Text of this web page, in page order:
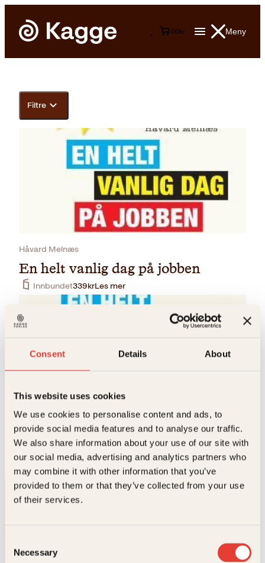
Consent Details About
This website uses cookies
We use cookies to personalise content and ads, to
provide social media features and to analyse our traffic.
We also share information about your use of our site with
our social media, advertising and analytics partners who
may combine it with other information that you’ve
provided to them or that they’ve collected from your use
of their services.
Selection
Necessary
Meny
00kr
Filtre
Håvard Melnæs
En helt vanlig dag på jobben
Innbundet339krLes mer
Håvard Melnæs
En helt vanlig dag på jobben
Pocket129krLes mer